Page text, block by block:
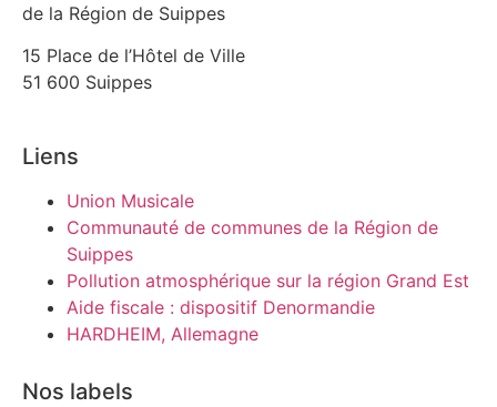
de la Région de Suippes
15 Place de l’Hôtel de Ville
51 600 Suippes
Liens
Union Musicale
Communauté de communes de la Région de
Suippes
Pollution atmosphérique sur la région Grand Est
Aide fiscale : dispositif Denormandie
HARDHEIM, Allemagne
Nos labels